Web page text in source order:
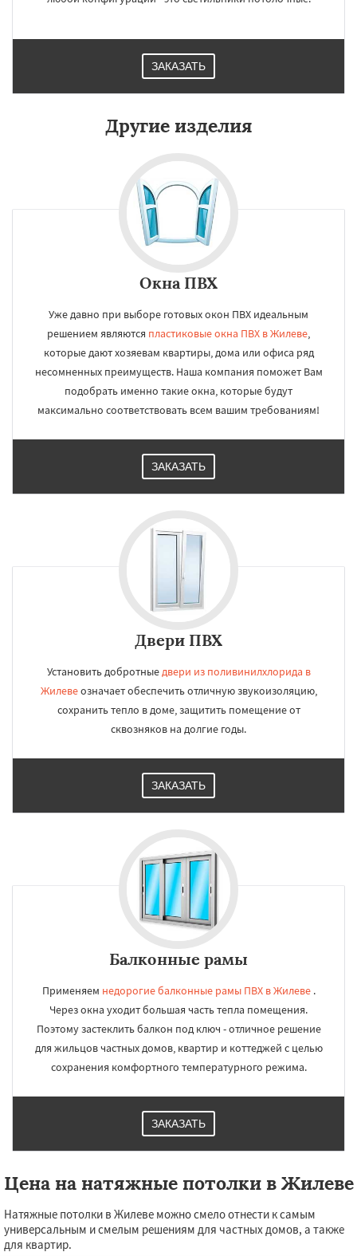
ЗАКАЗАТЬ
Другие изделия
Окна ПВХ
Уже давно при выборе готовых окон ПВХ идеальным
решением являются пластиковые окна ПВХ в Жилеве,
которые дают хозяевам квартиры, дома или офиса ряд
несомненных преимуществ. Наша компания поможет Вам
подобрать именно такие окна, которые будут
максимально соответствовать всем вашим требованиям!
ЗАКАЗАТЬ
Двери ПВХ
Установить добротныедвери из поливинилхлорида в
Жилевеозначает обеспечить отличную звукоизоляцию,
сохранить тепло в доме, защитить помещение от
сквозняков на долгие годы.
ЗАКАЗАТЬ
Балконные рамы
Применяем недорогие балконные рамы ПВХ в Жилеве.
Через окна уходит большая часть тепла помещения.
Поэтому застеклить балкон под ключ - отличное решение
для жильцов частных домов, квартир и коттеджей с целью
сохранения комфортного температурного режима.
ЗАКАЗАТЬ
Цена на натяжные потолки в Жилеве
Натяжные потолки в Жилеве можно смело отнести к самым
универсальным и смелым решениям для частных домов, а также
для квартир.